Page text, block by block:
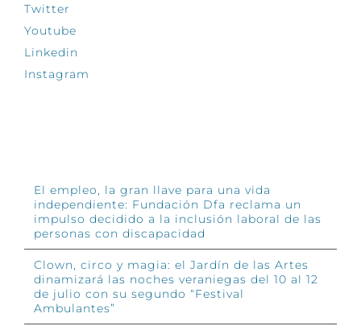
Twitter
Youtube
Linkedin
Instagram
El empleo, la gran llave para una vida
independiente: Fundación Dfa reclama un
impulso decidido a la inclusión laboral de las
personas con discapacidad
Clown, circo y magia: el Jardín de las Artes
dinamizará las noches veraniegas del 10 al 12
de julio con su segundo “Festival
Ambulantes”